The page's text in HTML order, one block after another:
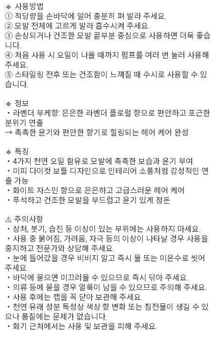
🔹 사용방법
① 적당량을 손바닥에 덜어 충분히 펴 발라 주세요.
② 모발 전체에 고르게 발라 흡수시켜 주세요.
③ 손상되거나 건조한 모발 끝부분 중심으로 사용하면 더욱 좋습
니다.
④ 처음 사용 시 오일이 나올 때까지 펌프를 여러 번 눌러 사용해
주세요.
⑤ 스타일링 전후 또는 건조함이 느껴질 때 수시로 사용할 수 있
습니다.
🔹 정보
・라벤더 부케향: 은은한 라벤더 플로럴 향으로 편안하고 포근한
분위기 연출
→ 촉촉한 윤기와 편안한 향기로 힐링되는 헤어 케어 완성
🔹 특징
・4가지 천연 오일 함유로 모발에 촉촉한 보습과 윤기 부여
・미피 다이컷 보틀 디자인으로 인테리어 소품처럼 감성적인 연
출 가능
・화이트 자스민 향으로 은은하고 고급스러운 헤어 케어
・푸석하고 건조한 모발을 부드럽고 윤기 있게 정돈
⚠️ 주의사항
・상처, 붓기, 습진 등 이상이 있는 부위에는 사용하지 마세요.
・사용 중 붉어짐, 가려움, 자극 등의 이상이 나타날 경우 사용을
중지하고 전문가와 상담해 주세요.
・눈에 들어갔을 경우 비비지 말고 즉시 물 또는 미온수로 씻어
주세요.
・바닥에 묻으면 미끄러울 수 있으므로 즉시 닦아 주세요.
・의류 등에 묻을 경우 얼룩이 남을 수 있으므로 주의해 주세요.
・사용 후에는 캡을 꼭 닫아 보관해 주세요.
・천연 유래 성분 특성상 색상·향 변화 또는 침전물이 생길 수 있
으나 품질에는 문제가 없습니다.
・화기 근처에서는 사용 및 보관을 피해 주세요.